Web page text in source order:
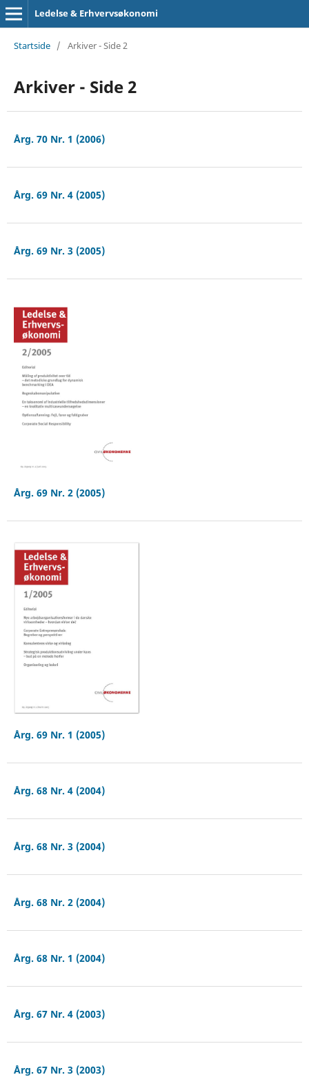
Ledelse & Erhvervsøkonomi
Startside / Arkiver - Side 2
Arkiver - Side 2
Årg. 70 Nr. 1 (2006)
Årg. 69 Nr. 4 (2005)
Årg. 69 Nr. 3 (2005)
Årg. 69 Nr. 2 (2005)
Årg. 69 Nr. 1 (2005)
Årg. 68 Nr. 4 (2004)
Årg. 68 Nr. 3 (2004)
Årg. 68 Nr. 2 (2004)
Årg. 68 Nr. 1 (2004)
Årg. 67 Nr. 4 (2003)
Årg. 67 Nr. 3 (2003)